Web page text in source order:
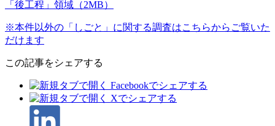
「後工程」領域（2MB）
※本件以外の「しごと」に関する調査はこちらからご覧いた
だけます
この記事をシェアする